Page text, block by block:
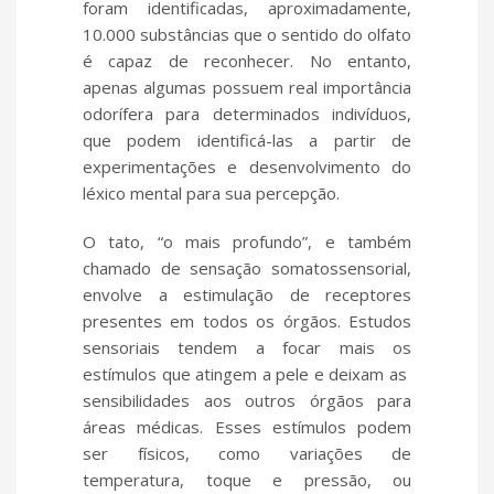
foram identificadas, aproximadamente,
10.000 substâncias que o sentido do olfato
é capaz de reconhecer. No entanto,
apenas algumas possuem real importância
odorífera para determinados indivíduos,
que podem identificá-las a partir de
experimentações e desenvolvimento do
léxico mental para sua percepção.
O tato, “o mais profundo”, e também
chamado de sensação somatossensorial,
envolve a estimulação de receptores
presentes em todos os órgãos. Estudos
sensoriais tendem a focar mais os
estímulos que atingem a pele e deixam as
sensibilidades aos outros órgãos para
áreas médicas. Esses estímulos podem
ser físicos, como variações de
temperatura, toque e pressão, ou